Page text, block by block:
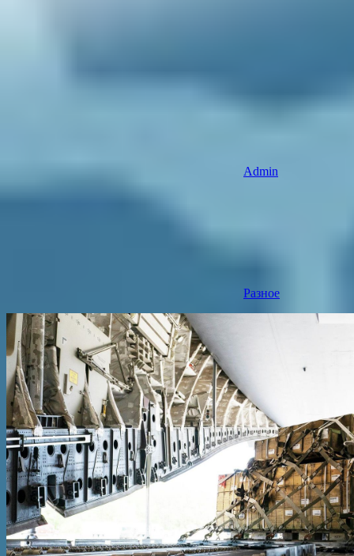
Admin
Разное